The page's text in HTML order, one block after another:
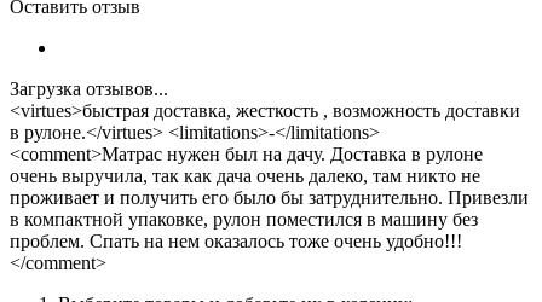
Оставить отзыв
Загрузка отзывов...
<virtues>быстрая доставка, жесткость , возможность доставки
в рулоне.</virtues> <limitations>-</limitations>
<comment>Матрас нужен был на дачу. Доставка в рулоне
очень выручила, так как дача очень далеко, там никто не
проживает и получить его было бы затруднительно. Привезли
в компактной упаковке, рулон поместился в машину без
проблем. Спать на нем оказалось тоже очень удобно!!!
</comment>